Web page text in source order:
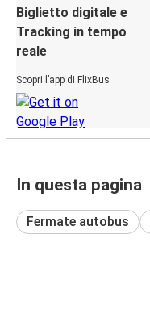
Biglietto digitale e
Tracking in tempo
reale
Scopri l’app di FlixBus
In questa pagina
Fermate autobus